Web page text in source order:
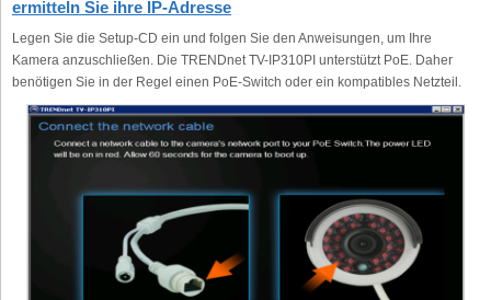
ermitteln Sie ihre IP-Adresse
Legen Sie die Setup-CD ein und folgen Sie den Anweisungen, um Ihre
Kamera anzuschließen. Die TRENDnet TV-IP310PI unterstützt PoE. Daher
benötigen Sie in der Regel einen PoE-Switch oder ein kompatibles Netzteil.